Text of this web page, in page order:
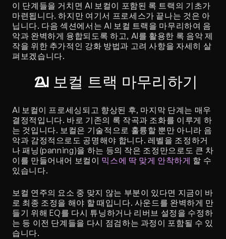
이 단계들을 거치면 AI 보컬이 포함된 록 트랙의 기초가
마련됩니다. 하지만 여기서 프로세스가 끝나는 것은 아
닙니다. 다음 섹션에서는 AI 보컬 트랙을 마무리하여 음
악과 완벽하게 융합되도록 하고, AI를 활용한 록 음악 제
작을 위한 추가적인 강화 방법과 고려 사항을 자세히 살
펴보겠습니다.
AI 보컬 트랙 마무리하기
AI 보컬이 프로세싱되고 향상된 후, 마지막 단계는 매우
결정적입니다. 바로 기존의 록 작곡과 조화를 이루게 하
는 것입니다. 보컬은 기술적으로 훌륭할 뿐만 아니라 음
악과 감정적으로도 공명해야 합니다. 레벨을 조정하거
나 패닝(panning)을 하는 등의 작은 조정만으로도 큰 차
이를 만들어내어 보컬이 믹스에 딱 맞게 안착하게 할 수
있습니다.
보컬 연주의 요소 중 맞지 않는 부분이 있다면 지금이 바
로 최종 조정을 해야 할 때입니다. 사운드를 완벽하게 만
들기 위해 EQ를 다시 튜닝하거나 리버브 설정을 수정하
는 등 이전 단계들을 다시 점검하는 과정이 포함될 수 있
습니다.